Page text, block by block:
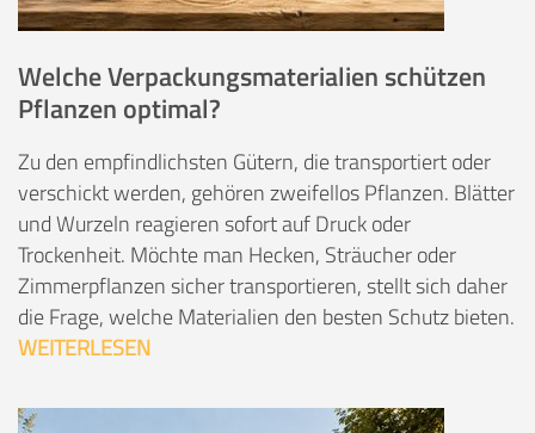
Welche Verpackungsmaterialien schützen
Pflanzen optimal?
Zu den empfindlichsten Gütern, die transportiert oder
verschickt werden, gehören zweifellos Pflanzen. Blätter
und Wurzeln reagieren sofort auf Druck oder
Trockenheit. Möchte man Hecken, Sträucher oder
Zimmerpflanzen sicher transportieren, stellt sich daher
die Frage, welche Materialien den besten Schutz bieten.
WEITERLESEN